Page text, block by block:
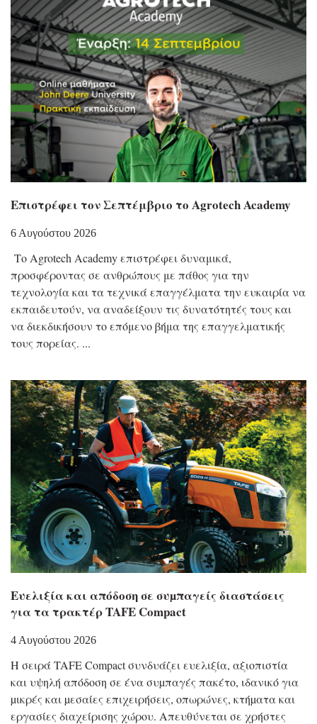
Επιστρέφει τον Σεπτέμβριο το Agrotech Academy
6 Αυγούστου 2026
Το Agrotech Academy επιστρέφει δυναμικά,
προσφέροντας σε ανθρώπους με πάθος για την
τεχνολογία και τα τεχνικά επαγγέλματα την ευκαιρία να
εκπαιδευτούν, να αναδείξουν τις δυνατότητές τους και
να διεκδικήσουν το επόμενο βήμα της επαγγελματικής
τους πορείας.
Eυελιξία και απόδοση σε συµπαγείς διαστάσεις
για τα τρακτέρ TAFE Compact
4 Αυγούστου 2026
Η σειρά TAFE Compact συνδυάζει ευελιξία, αξιοπιστία
και υψηλή απόδοση σε ένα συµπαγές πακέτο, ιδανικό για
µικρές και µεσαίες επιχειρήσεις, οπωρώνες, κτήµατα και
εργασίες διαχείρισης χώρου. Απευθύνεται σε χρήστες